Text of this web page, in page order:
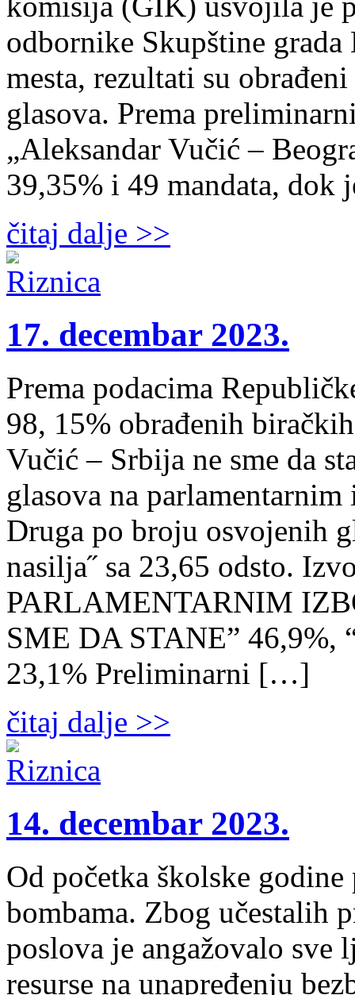
odbornike Skupštine
mesta, rezultati su
glasova. Prema
„Aleksandar Vučić –
39,35% i 49 mandata,
čitaj dalje >>
17. decembar 2023.
Prema podacima
98, 15% obrađenih
Vučić – Srbija ne sme da
glasova na
Druga po broju osvojenih
nasilja˝ sa 23,65 odsto.
PARLAMENTARNIM
SME DA STANE” 46,9%,
23,1% Preliminarni […]
čitaj dalje >>
14. decembar 2023.
Od početka školske
bombama. Zbog učestalih
poslova je angažovalo sve
resurse na unapređenju